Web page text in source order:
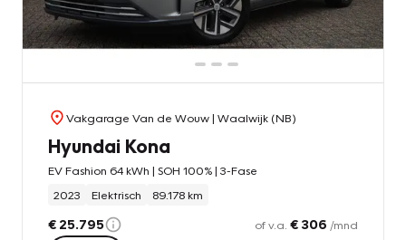
Vakgarage Van de Wouw| Waalwijk (NB)
Hyundai Kona
EV Fashion 64 kWh | SOH 100% | 3-Fase
2023
Elektrisch 89.178 km
€ 25.795 of v.a. € 306 /mnd